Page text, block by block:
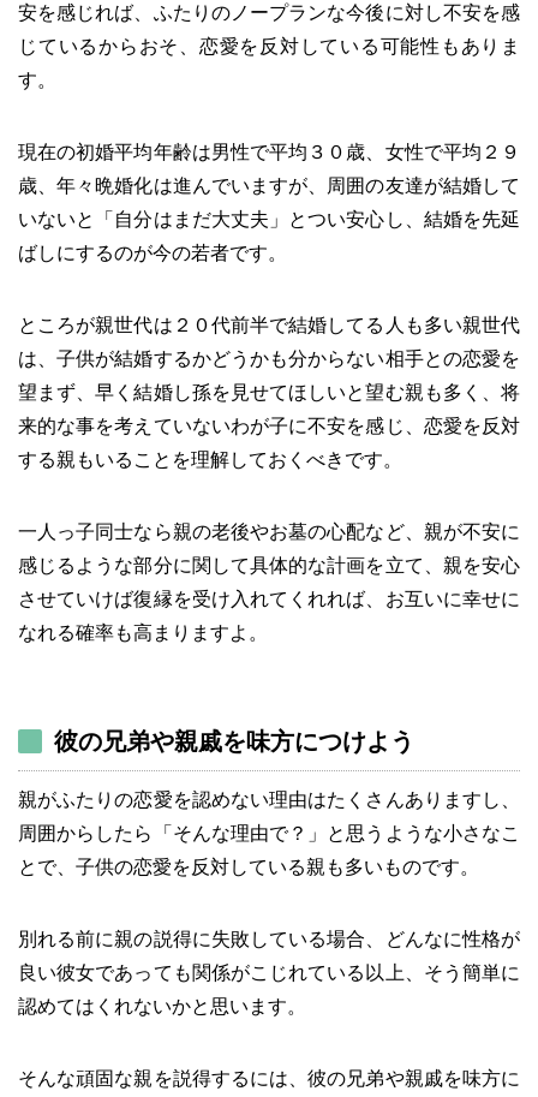
安を感じれば、ふたりのノープランな今後に対し不安を感
じているからおそ、恋愛を反対している可能性もありま
す。
現在の初婚平均年齢は男性で平均３０歳、女性で平均２９
歳、年々晩婚化は進んでいますが、周囲の友達が結婚して
いないと「自分はまだ大丈夫」とつい安心し、結婚を先延
ばしにするのが今の若者です。
ところが親世代は２０代前半で結婚してる人も多い親世代
は、子供が結婚するかどうかも分からない相手との恋愛を
望まず、早く結婚し孫を見せてほしいと望む親も多く、将
来的な事を考えていないわが子に不安を感じ、恋愛を反対
する親もいることを理解しておくべきです。
一人っ子同士なら親の老後やお墓の心配など、親が不安に
感じるような部分に関して具体的な計画を立て、親を安心
させていけば復縁を受け入れてくれれば、お互いに幸せに
なれる確率も高まりますよ。
彼の兄弟や親戚を味方につけよう
親がふたりの恋愛を認めない理由はたくさんありますし、
周囲からしたら「そんな理由で？」と思うような小さなこ
とで、子供の恋愛を反対している親も多いものです。
別れる前に親の説得に失敗している場合、どんなに性格が
良い彼女であっても関係がこじれている以上、そう簡単に
認めてはくれないかと思います。
そんな頑固な親を説得するには、彼の兄弟や親戚を味方に